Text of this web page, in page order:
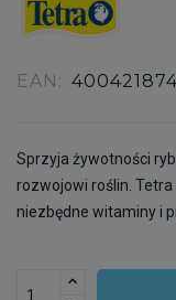
EAN:
Sprzyja żywotności
rozwojowi roślin.
niezbędne witaminy i